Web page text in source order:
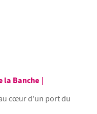
la Banche
cœur d’un port du